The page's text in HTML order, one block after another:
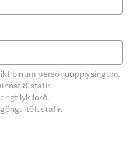
þínum persónuupplýsingum.
8 stafir.
lykilorð.
tölustafir.